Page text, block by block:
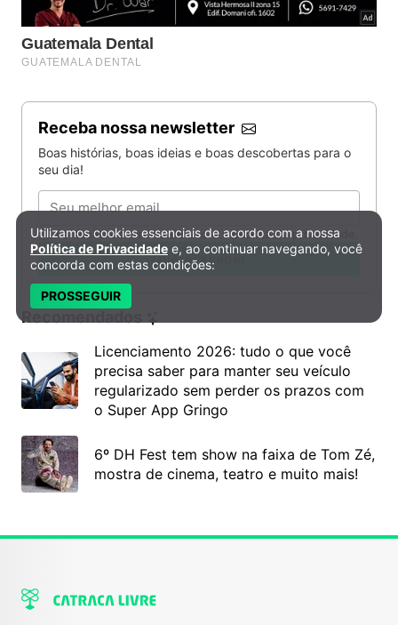
Receba nossa newsletter
Boas histórias, boas ideias e boas descobertas para o
seu dia!
Email
Li e aceito os termos de uso e a política de privacidade.
Quero receber
Recomendados
Licenciamento 2026: tudo o que você
precisa saber para manter seu veículo
regularizado sem perder os prazos com
o Super App Gringo
6º DH Fest tem show na faixa de Tom Zé,
mostra de cinema, teatro e muito mais!
Política de Privacidade e Cookies
Utilizamos cookies essenciais de acordo com a nossa
Política de Privacidade e, ao continuar navegando, você
concorda com estas condições:
PROSSEGUIR